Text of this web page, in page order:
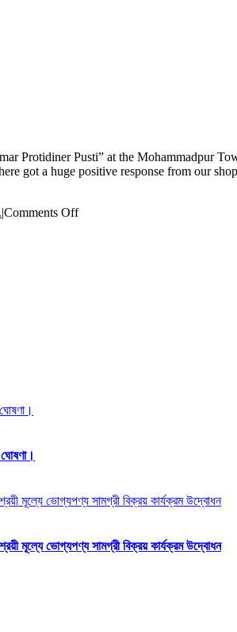
Protidiner Pusti” at the Mohammadpur
got a huge positive response from our
|Comments Offon
মূল্যে ভোগ্যপণ্য সামগ্রী বিক্রয় কার্যক্রম উদ্বোধন
মূল্যে ভোগ্যপণ্য সামগ্রী বিক্রয় কার্যক্রম উদ্বোধন